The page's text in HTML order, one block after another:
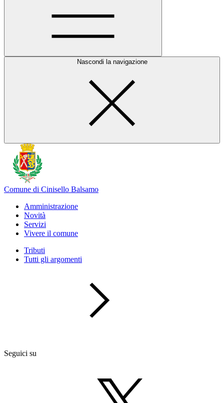
Nascondi la navigazione
Comune di Cinisello Balsamo
Amministrazione
Novità
Servizi
Vivere il comune
Tributi
Tutti gli argomenti
Seguici su